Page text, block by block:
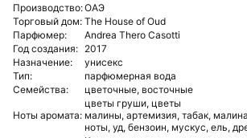
Производство:ОАЭ
Торговый дом: The House of Oud
Парфюмер:
Andrea Thero Casotti
Год создания: 2017
Назначение:
унисекс
Тип:
парфюмерная вода
Семейства:
цветочные, восточные
Ноты аромата:
цветы груши, цветы
малины, артемизия, табак,
ноты, уд, бензоин, мускус, ель,